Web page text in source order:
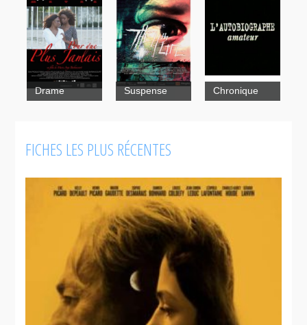
plus jamais
Drame
4th Life
Suspense Chronique
FICHES LES PLUS RÉCENTES